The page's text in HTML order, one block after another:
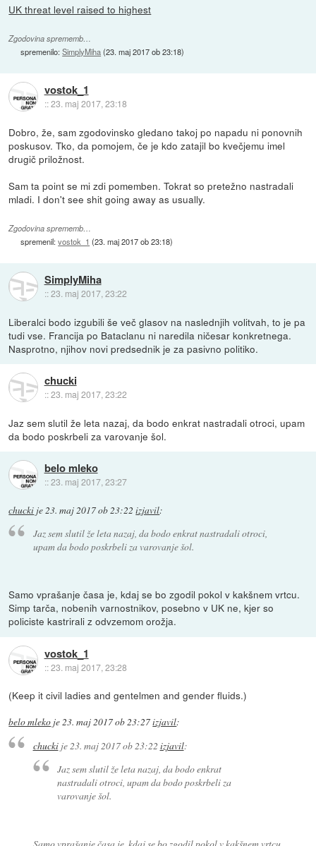
UK threat level raised to highest
Zgodovina sprememb…
spremenilo:SimplyMiha(23. maj 2017 ob 23:18)
vostok_1
::23. maj 2017, 23:18
Dobro, že, sam zgodovinsko gledano takoj po napadu ni ponovnih
poskusov. Tko, da pomojem, če je kdo zatajil bo kvečjemu imel
drugič priložnost.
Sam ta point se mi zdi pomemben. Tokrat so pretežno nastradali
mladi. I don't see shit going away as usually.
Zgodovina sprememb…
spremenil:vostok_1 (23. maj 2017 ob 23:18)
SimplyMiha
::23. maj 2017, 23:22
Liberalci bodo izgubili še več glasov na naslednjih volitvah, to je pa
tudi vse. Francija po Bataclanu ni naredila ničesar konkretnega.
Nasprotno, njihov novi predsednik je za pasivno politiko.
chucki
::23. maj 2017, 23:22
Jaz sem slutil že leta nazaj, da bodo enkrat nastradali otroci, upam
da bodo poskrbeli za varovanje šol.
belo mleko
::23. maj 2017, 23:27
chucki je23. maj 2017 ob 23:22 izjavil:
Jaz sem slutil že leta nazaj, da bodo enkrat nastradali otroci,
upam da bodo poskrbeli za varovanje šol.
Samo vprašanje časa je, kdaj se bo zgodil pokol v kakšnem vrtcu.
Simp tarča, nobenih varnostnikov, posebno v UK ne, kjer so
policiste kastrirali z odvzemom orožja.
vostok_1
::23. maj 2017, 23:28
(Keep it civil ladies and gentelmen and gender fluids.)
belo mleko je23. maj 2017 ob 23:27izjavil:
chuckije23. maj 2017 ob 23:22 izjavil:
Jaz sem slutil že leta nazaj, da bodo enkrat
nastradali otroci, upam da bodo poskrbeli za
varovanje šol.
Samo vprašanje časa je, kdaj se bo zgodil pokol v kakšnem vrtcu.